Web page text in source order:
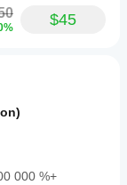
$45
000 %+